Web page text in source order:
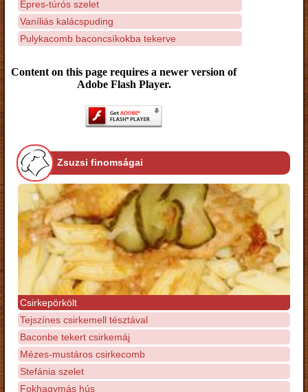
Epres-túrós szelet
Vaníliás kalácspuding
Pulykacomb baconcsíkokba tekerve
Content on this page requires a newer version of
Adobe Flash Player.
Zsuzsi finomságai
Csirkepörkölt
Tejszínes csirkemell tésztával
Baconbe tekert csirkemáj
Mézes-mustáros csirkecomb
Stefánia szelet
Fokhagymás hús